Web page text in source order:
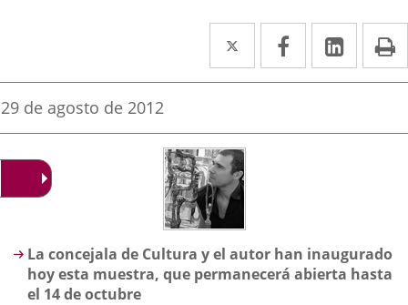
Twitter
Enlace
a
aplicación
externa.
Facebook
Enlace
a
aplicación
Enlace
a
Fecha
la
noticia
29 de agosto de 2012
Descripción
La concejala de Cultura y el autor han inaugurado
hoy esta muestra, que permanecerá abierta hasta
el 14 de octubre